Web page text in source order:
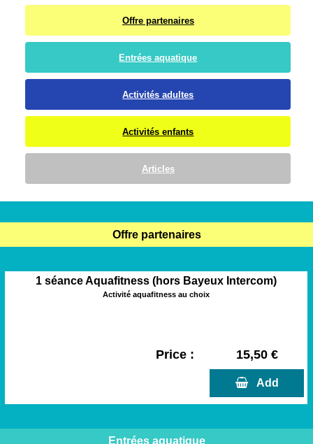
Offre partenaires
Entrées aquatique
Activités adultes
Activités enfants
Articles
Offre partenaires
1 séance Aquafitness (hors Bayeux Intercom)
Activité aquafitness au choix
Price : 15,50 €
Add
Entrées aquatique